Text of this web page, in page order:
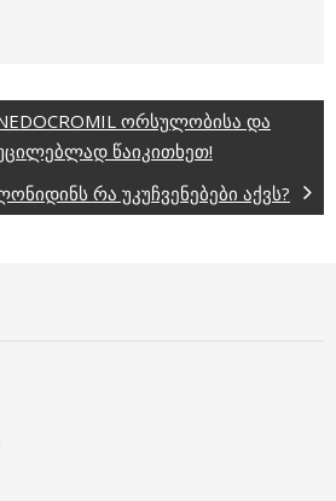
ორსულობისა და
წაიკითხეთ!
რა უკუჩვენებები აქვს?